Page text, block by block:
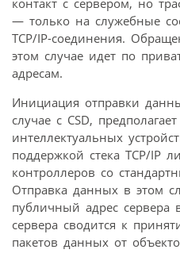
— только на служебные
TCP/IP-соединения.
этом случае идет по
адресам.
Инициация отправки
случае с CSD,
интеллектуальных
поддержкой стека TCP/IP
контроллеров со
Отправка данных в этом
публичный адрес сервера
сервера сводится к
пакетов данных от